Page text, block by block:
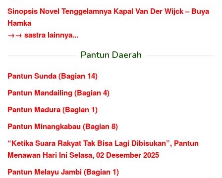
Sinopsis Novel Tenggelamnya Kapal Van Der Wijck – Buya
Hamka
→→ sastra lainnya...
Pantun Daerah
Pantun Sunda (Bagian 14)
Pantun Mandailing (Bagian 4)
Pantun Madura (Bagian 1)
Pantun Minangkabau (Bagian 8)
“Ketika Suara Rakyat Tak Bisa Lagi Dibisukan”, Pantun
Menawan Hari Ini Selasa, 02 Desember 2025
Pantun Melayu Jambi (Bagian 1)